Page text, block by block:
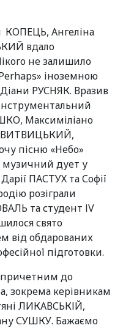
КОПЕЦЬ, Ангеліна
вдало
не залишило
іноземною
РУСНЯК. Вразив
Максиміліано
ВИТВИЦЬКИЙ,
пісню «Небо»
музичний дует у
Дарії ПАСТУХ та Софії
розіграли
та студент ІV
свято
від обдарованих
підготовки.
причетним до
зокрема керівникам
ЛИКАВСЬКІЙ,
СУШКУ. Бажаємо